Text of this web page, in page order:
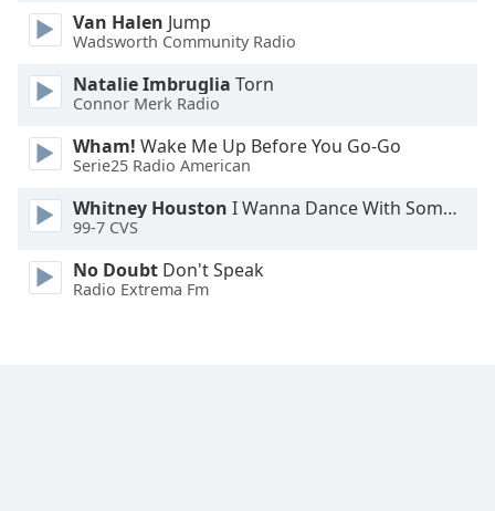
Text
Edge
Style
Font
Van Halen Jump
Wadsworth Community Radio
Natalie Imbruglia Torn
Connor Merk Radio
Wham! Wake Me Up Before You Go-Go
Serie25 Radio American
Whitney Houston I Wanna Dance With Somebody
99-7 CVS
No Doubt Don't Speak
Radio Extrema Fm